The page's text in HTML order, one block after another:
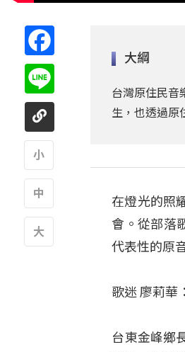
大綱
台灣原住民音
生，也透過原
在燈光的照
會。從部落
代表性的原
歌迷 廖莉華
台東金峰鄉